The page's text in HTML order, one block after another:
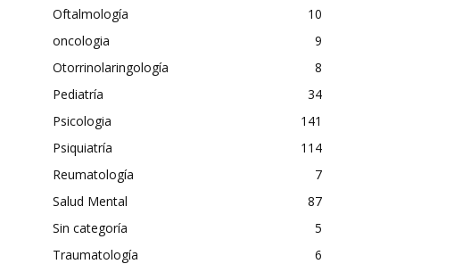
Oftalmología
10
oncologia
9
Otorrinolaringología
8
Pediatría
34
Psicologia
141
Psiquiatría
114
Reumatología
7
Salud Mental
87
Sin categoría
5
Traumatología
6